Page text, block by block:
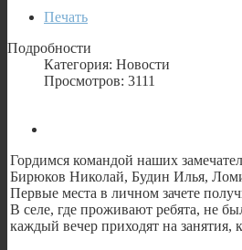
Печать
Подробности
Категория: Новости
Просмотров: 3111
Гордимся командой наших
Бирюков Николай, Будин Илья,
Первые места в личном зачете
В селе, где проживают ребята, не
каждый вечер приходят на